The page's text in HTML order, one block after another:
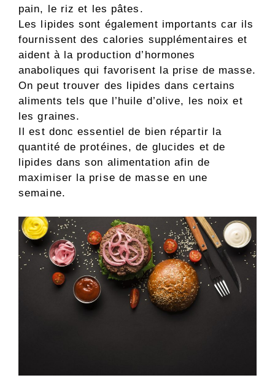
pain, le riz et les pâtes.
Les lipides sont également importants car ils
fournissent des calories supplémentaires et
aident à la production d’hormones
anaboliques qui favorisent la prise de masse.
On peut trouver des lipides dans certains
aliments tels que l’huile d’olive, les noix et
les graines.
Il est donc essentiel de bien répartir la
quantité de protéines, de glucides et de
lipides dans son alimentation afin de
maximiser la prise de masse en une
semaine.